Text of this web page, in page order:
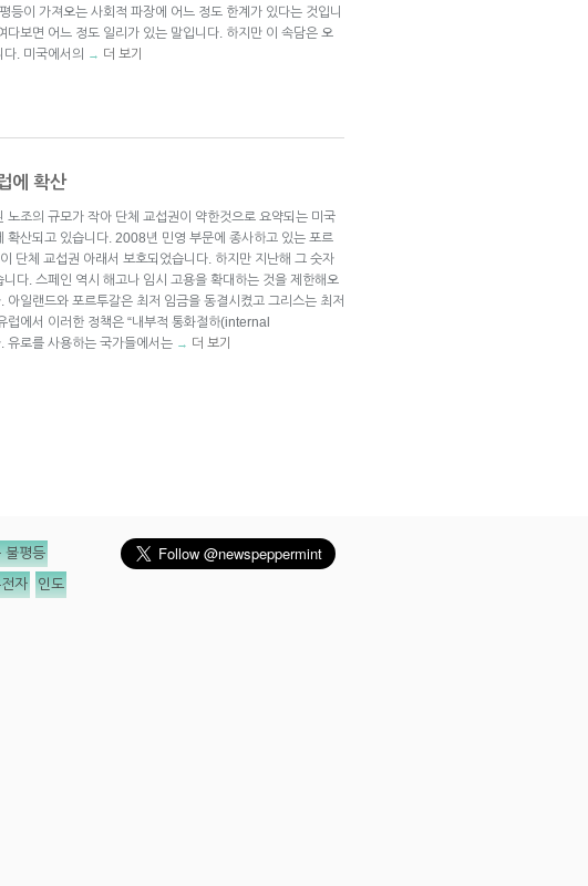
등이 가져오는 사회적 파장에 어느 정도 한계가 있다는 것입니
다보면 어느 정도 일리가 있는 말입니다. 하지만 이 속담은 오
. 미국에서의
→ 더 보기
에 확산
노조의 규모가 작아 단체 교섭권이 약한것으로 요약되는 미국
확산되고 있습니다. 2008년 민영 부문에 종사하고 있는 포르
단체 교섭권 아래서 보호되었습니다. 하지만 지난해 그 숫자
다. 스페인 역시 해고나 임시 고용을 확대하는 것을 제한해오
아일랜드와 포르투갈은 최저 임금을 동결시켰고 그리스는 최저
럽에서 이러한 정책은 “내부적 통화절하(internal
로를 사용하는 국가들에서는 → 더 보기
불평등
자 인도